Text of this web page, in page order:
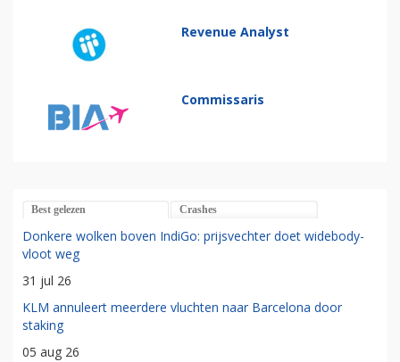
Revenue Analyst
Commissaris
Best gelezen Crashes
Donkere wolken boven IndiGo: prijsvechter doet widebody-
vloot weg
31 jul 26
KLM annuleert meerdere vluchten naar Barcelona door
staking
05 aug 26